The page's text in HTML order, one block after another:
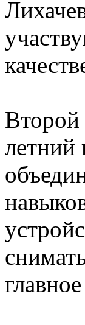
Второй
летний